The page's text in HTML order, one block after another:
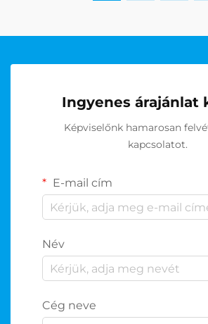
Ingyenes árajánlat
Képviselőnk hamarosan
kapcsolatot.
E-mail cím
Név
Cég neve